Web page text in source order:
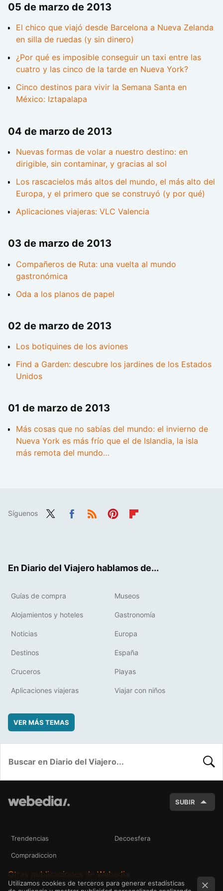
05 de marzo de 2013
El chico que viajó desde Barcelona a Nueva Zelanda
en silla de ruedas (y sin dinero)
¿Por qué es imposible conseguir un taxi entre las
cuatro y las cinco de la tarde en Nueva York?
Cinco destinos para vivir la Semana Santa en
México: Iztapalapa
04 de marzo de 2013
Nuevas formas de volar a nuestro destino: en
dirigible, sin contaminar, y gracias al sol
Los rascacielos más altos del mundo, el más alto del
Europa, y el primero que se construyó (y por qué)
Aplicaciones viajeras: VLC Valencia
03 de marzo de 2013
Compañeros de Ruta: una vuelta al mundo
gastronómica
Oda a los planos de papel
02 de marzo de 2013
Los botiquines de los aviones
Find a Garden: descubre los jardines de los Estados
Unidos
01 de marzo de 2013
Más cosas que no sabías del mundo: el invierno de
Nueva York es más frío que el de Islandia, la isla
más remota del mundo…
Síguenos
En Diario del Viajero hablamos de...
Guías de compra Museos
Alojamientos y hoteles Gastronomía
Noticias Europa
Destinos España
Cruceros Playas
Aplicaciones viajeras Viajar con niños
VER MÁS TEMAS
SUBIR
Trendencias Decoesfera
Compradiccion
Otras publicaciones de Webedia
Utilizamos cookies de terceros para generar estadísticas